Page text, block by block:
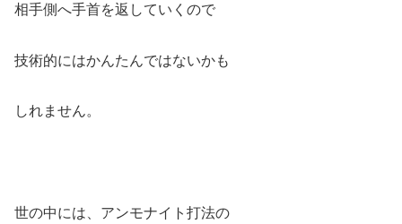
相手側へ手首を返していくので
技術的にはかんたんではないかも
しれません。
世の中には、アンモナイト打法の